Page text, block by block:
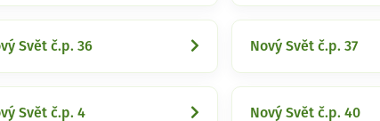
Svět č.p. 36 Nový Svět č.p. 37
Svět č.p. 4 Nový Svět č.p. 40